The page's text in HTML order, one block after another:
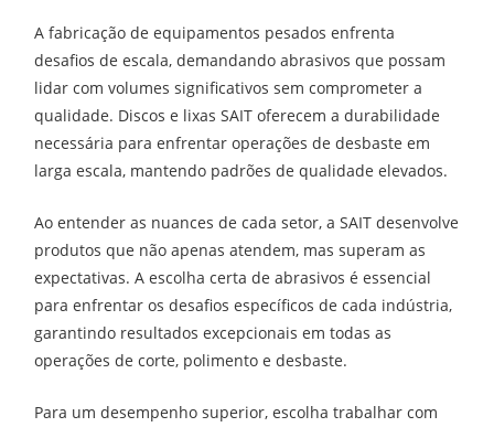
A fabricação de equipamentos pesados enfrenta
desafios de escala, demandando abrasivos que possam
lidar com volumes significativos sem comprometer a
qualidade. Discos e lixas SAIT oferecem a durabilidade
necessária para enfrentar operações de desbaste em
larga escala, mantendo padrões de qualidade elevados.
Ao entender as nuances de cada setor, a SAIT desenvolve
produtos que não apenas atendem, mas superam as
expectativas. A escolha certa de abrasivos é essencial
para enfrentar os desafios específicos de cada indústria,
garantindo resultados excepcionais em todas as
operações de corte, polimento e desbaste.
Para um desempenho superior, escolha trabalhar com